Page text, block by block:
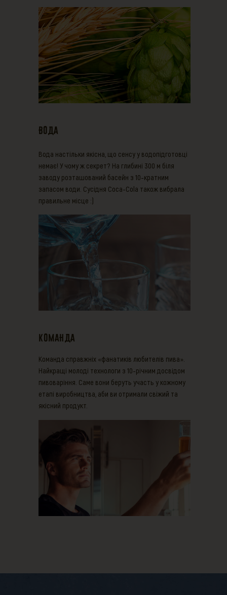
Вода настільки якісна, що сенсу у водопідготовці
немає! У чому ж секрет? На глибині 300 м біля
заводу розташований басейн з 10-кратним
запасом води. Сусідня Сoca-Cola також вибрала
правильне місце :)
Вода
Команда справжніх «фанатиків любителів пива».
Найкращі молоді технологи з 10-річним досвідом
пивоваріння. Саме вони беруть участь у кожному
етапі виробництва, аби ви отримали свіжий та
якісний продукт.
Команда